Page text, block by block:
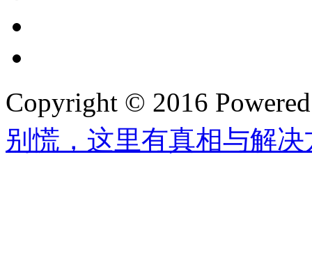
Copyright © 2016
别慌，这里有真相与解决